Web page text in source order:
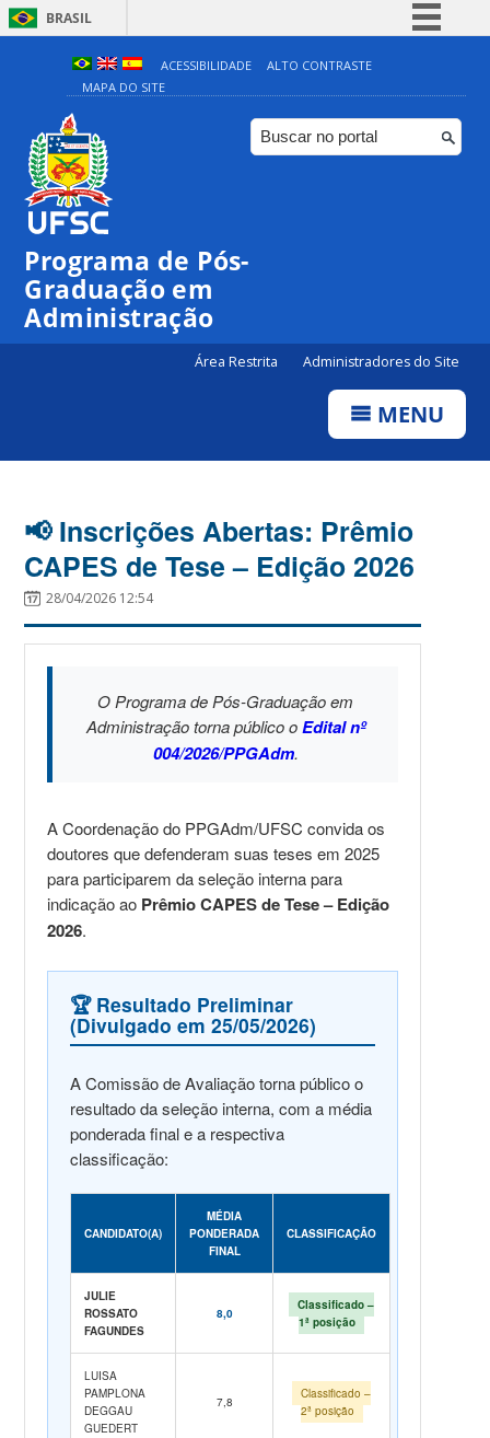
BRASIL
Simplifique!
Comunica BR
Participe
ACESSIBILIDADE
ALTO CONTRASTE
MAPA DO SITE
Programa de Pós-
Graduação em
Administração
Área Restrita Administradores do Site
MENU
📢 Inscrições Abertas: Prêmio
CAPES de Tese – Edição 2026
28/04/2026 12:54
O Programa de Pós-Graduação em
Administração torna público oEdital nº
004/2026/PPGAdm.
A Coordenação do PPGAdm/UFSC convida os
doutores que defenderam suas teses em 2025
para participarem da seleção interna para
indicação ao Prêmio CAPES de Tese – Edição
2026.
🏆 Resultado Preliminar
(Divulgado em 25/05/2026)
A Comissão de Avaliação torna público o
resultado da seleção interna, com a média
ponderada final e a respectiva
classificação:
CANDIDATO(A)
MÉDIA
PONDERADA
FINAL
CLASSIFICAÇÃO
JULIE
ROSSATO
FAGUNDES
8,0
Classificado –
1ª posição
LUISA
PAMPLONA
DEGGAU
GUEDERT
7,8
Classificado –
2ª posição